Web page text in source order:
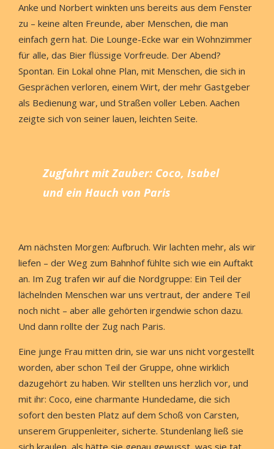
Anke und Norbert winkten uns bereits aus dem Fenster
zu – keine alten Freunde, aber Menschen, die man
einfach gern hat. Die Lounge-Ecke war ein Wohnzimmer
für alle, das Bier flüssige Vorfreude. Der Abend?
Spontan. Ein Lokal ohne Plan, mit Menschen, die sich in
Gesprächen verloren, einem Wirt, der mehr Gastgeber
als Bedienung war, und Straßen voller Leben. Aachen
zeigte sich von seiner lauen, leichten Seite.
Zugfahrt mit Zauber: Coco, Isabel
und ein Hauch von Paris
Am nächsten Morgen: Aufbruch. Wir lachten mehr, als wir
liefen – der Weg zum Bahnhof fühlte sich wie ein Auftakt
an. Im Zug trafen wir auf die Nordgruppe: Ein Teil der
lächelnden Menschen war uns vertraut, der andere Teil
noch nicht – aber alle gehörten irgendwie schon dazu.
Und dann rollte der Zug nach Paris.
Eine junge Frau mitten drin, sie war uns nicht vorgestellt
worden, aber schon Teil der Gruppe, ohne wirklich
dazugehört zu haben. Wir stellten uns herzlich vor, und
mit ihr: Coco, eine charmante Hundedame, die sich
sofort den besten Platz auf dem Schoß von Carsten,
unserem Gruppenleiter, sicherte. Stundenlang ließ sie
sich kraulen, als hätte sie genau gewusst, was sie tat.